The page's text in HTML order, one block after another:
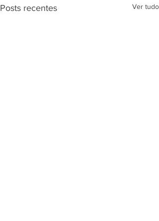
Posts recentes Ver tudo